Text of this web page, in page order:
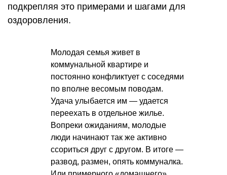
подкрепляя это примерами и шагами для
оздоровления.
Молодая семья живет в
коммунальной квартире и
постоянно конфликтует с соседями
по вполне весомым поводам.
Удача улыбается им — удается
переехать в отдельное жилье.
Вопреки ожиданиям, молодые
люди начинают так же активно
ссориться друг с другом. В итоге —
развод, размен, опять коммуналка.